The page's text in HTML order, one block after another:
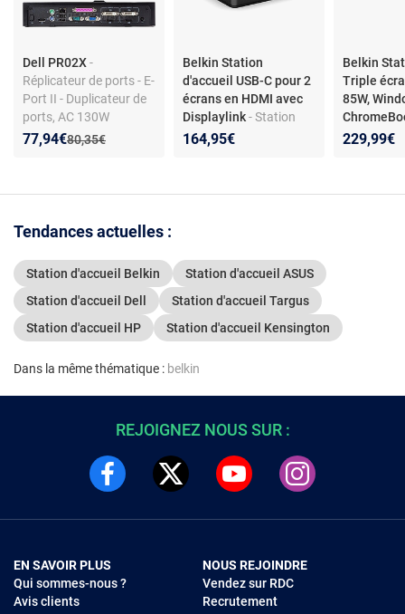
Dell PR02X-
Réplicateur de ports - E-
Port II - Duplicateur de
ports, AC 130W
Ancien prix :
80,35€
Nouveau prix :
77,94€
Réduction de :
Belkin Station
d'accueil USB-C pour 2
écrans en HDMI avec
Displaylink- Station
d'accueil USB-C avec 1x
164,95€
Belkin
Triple
85W,
MacBook
229,99€
Tendances actuelles :
Station d'accueil Belkin
Station d'accueil ASUS
Station d'accueil Dell
Station d'accueil Targus
Station d'accueil HP
Station d'accueil Kensington
Dans la même thématique : belkin
REJOIGNEZ NOUS SUR :
EN SAVOIR PLUS
Qui sommes-nous ?
Avis clients
NOUS REJOINDRE
Vendez sur RDC
Recrutement